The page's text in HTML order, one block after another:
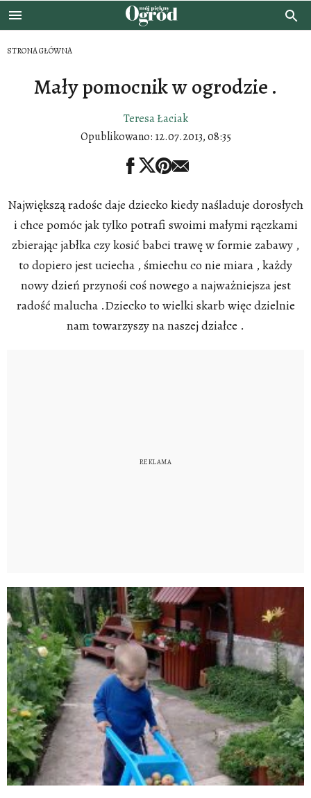
STRONA GŁÓWNA
Mały pomocnik w ogrodzie .
Teresa Łaciak
Opublikowano: 12.07.2013, 08:35
Największą radośc daje dziecko kiedy naśladuje dorosłych
i chce pomóc jak tylko potrafi swoimi małymi rączkami
zbierając jabłka czy kosić babci trawę w formie zabawy ,
to dopiero jest uciecha , śmiechu co nie miara , każdy
nowy dzień przynośi coś nowego a najważniejsza jest
radość malucha .Dziecko to wielki skarb więc dzielnie
nam towarzyszy na naszej działce .